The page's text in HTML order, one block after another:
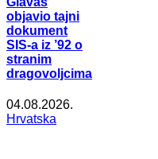
objavio tajni
dokument
SIS-a iz ’92 o
stranim
dragovoljcima
04.08.2026.
Hrvatska